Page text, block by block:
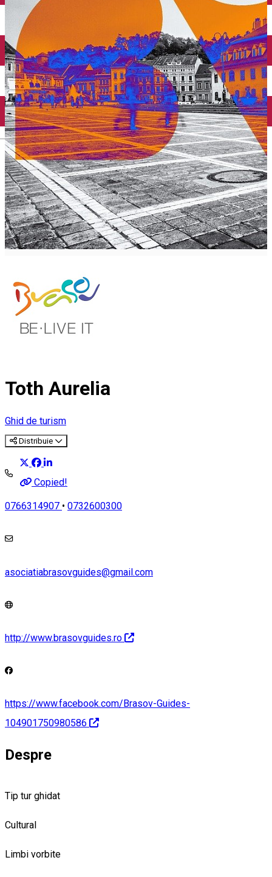
English
Toth Aurelia
Ghid de turism
Distribuie
Copied!
0766314907 • 0732600300
asociatiabrasovguides@gmail.com
http://www.brasovguides.ro
https://www.facebook.com/Brasov-Guides-
104901750980586
Despre
Tip tur ghidat
Cultural
Limbi vorbite